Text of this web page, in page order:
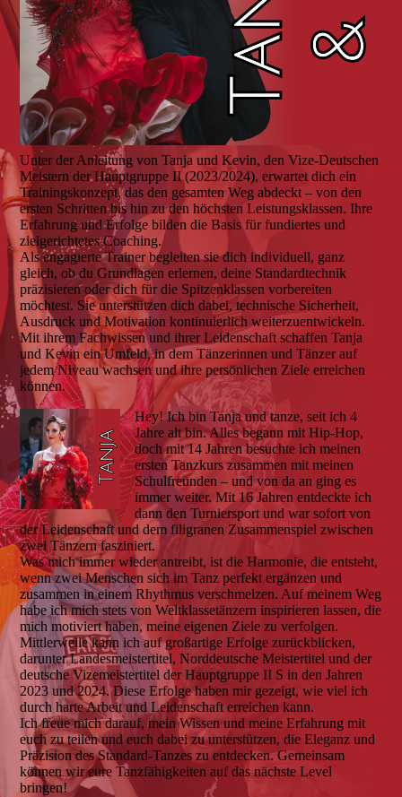
Unter der Anleitung von Tanja und Kevin, den Vize-Deutschen
Meistern der Hauptgruppe II (2023/2024), erwartet dich ein
Trainingskonzept, das den gesamten Weg abdeckt – von den
ersten Schritten bis hin zu den höchsten Leistungsklassen. Ihre
Erfahrung und Erfolge bilden die Basis für fundiertes und
zielgerichtetes Coaching.
Als engagierte Trainer begleiten sie dich individuell, ganz
gleich, ob du Grundlagen erlernen, deine Standardtechnik
präzisieren oder dich für die Spitzenklassen vorbereiten
möchtest. Sie unterstützen dich dabei, technische Sicherheit,
Ausdruck und Motivation kontinuierlich weiterzuentwickeln.
Mit ihrem Fachwissen und ihrer Leidenschaft schaffen Tanja
und Kevin ein Umfeld, in dem Tänzerinnen und Tänzer auf
jedem Niveau wachsen und ihre persönlichen Ziele erreichen
können.
Hey! Ich bin Tanja und tanze, seit ich 4
Jahre alt bin. Alles begann mit Hip-Hop,
doch mit 14 Jahren besuchte ich meinen
ersten Tanzkurs zusammen mit meinen
Schulfreunden – und von da an ging es
immer weiter. Mit 16 Jahren entdeckte ich
dann den Turniersport und war sofort von
der Leidenschaft und dem filigranen Zusammenspiel zwischen
zwei Tänzern fasziniert.
Was mich immer wieder antreibt, ist die Harmonie, die entsteht,
wenn zwei Menschen sich im Tanz perfekt ergänzen und
zusammen in einem Rhythmus verschmelzen. Auf meinem Weg
habe ich mich stets von Weltklassetänzern inspirieren lassen, die
mich motiviert haben, meine eigenen Ziele zu verfolgen.
Mittlerweile kann ich auf großartige Erfolge zurückblicken,
darunter Landesmeistertitel, Norddeutsche Meistertitel und der
deutsche Vizemeistertitel der Hauptgruppe II S in den Jahren
2023 und 2024. Diese Erfolge haben mir gezeigt, wie viel ich
durch harte Arbeit und Leidenschaft erreichen kann.
Ich freue mich darauf, mein Wissen und meine Erfahrung mit
euch zu teilen und euch dabei zu unterstützen, die Eleganz und
Präzision des Standard-Tanzes zu entdecken. Gemeinsam
können wir eure Tanzfähigkeiten auf das nächste Level
bringen!